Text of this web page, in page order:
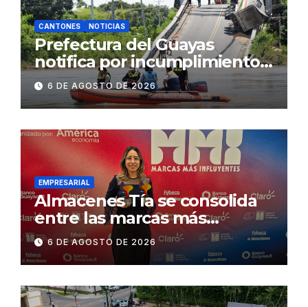
CANTONES NOTICIAS
Prefectura del Guayas
notifica por incumplimiento
contractual a la
Concesionaria CONORTE y
exige celeridad en
desmontaje del puente
Gonzalo Icaza Cornejo, en
Daule
6 DE AGOSTO DE 2026
EMPRESARIAL
Almacenes Tía se consolida
entre las marcas más
influyentes del Ecuador
6 DE AGOSTO DE 2026